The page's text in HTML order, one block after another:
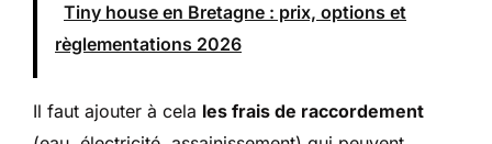
Tiny house en Bretagne : prix, options et
règlementations 2026
Il faut ajouter à cela les frais de raccordement